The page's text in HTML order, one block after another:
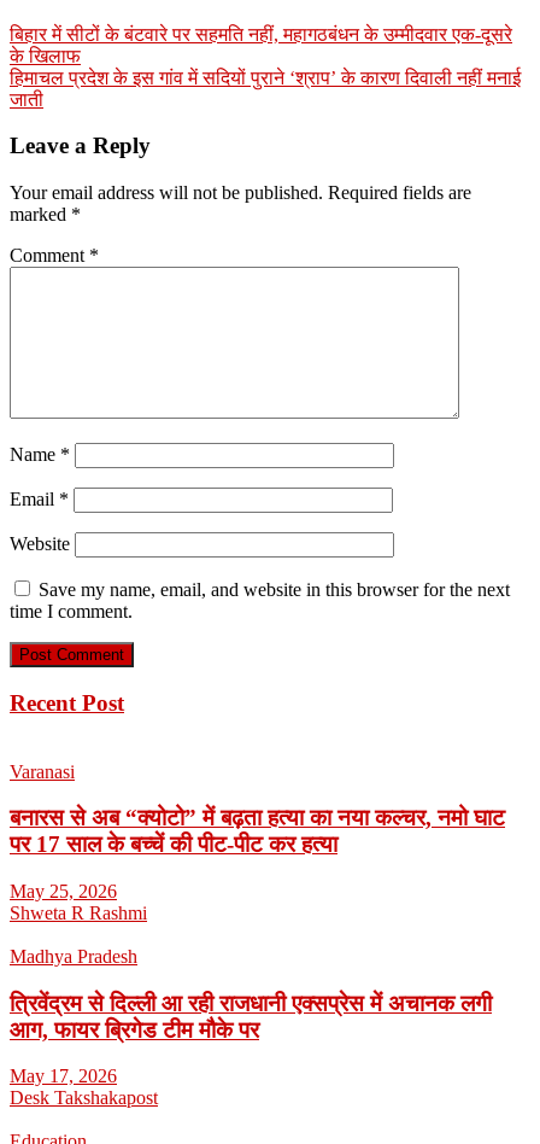
बिहार में सीटों के बंटवारे पर सहमति नहीं, महागठबंधन के उम्मीदवार एक-दूसरे
के खिलाफ
हिमाचल प्रदेश के इस गांव में सदियों पुराने ‘श्राप’ के कारण दिवाली नहीं मनाई
जाती
Leave a Reply
Your email address will not be published. Required fields are
marked *
Comment *
Name *
Email *
Website
Save my name, email, and website in this browser for the next
time I comment.
Recent Post
Varanasi
बनारस से अब “क्योटो” में बढ़ता हत्या का नया कल्चर, नमो घाट
पर 17 साल के बच्चें की पीट-पीट कर हत्या
May 25, 2026
Shweta R Rashmi
Madhya Pradesh
त्रिवेंद्रम से दिल्ली आ रही राजधानी एक्सप्रेस में अचानक लगी
आग, फायर ब्रिगेड टीम मौके पर
May 17, 2026
Desk Takshakapost